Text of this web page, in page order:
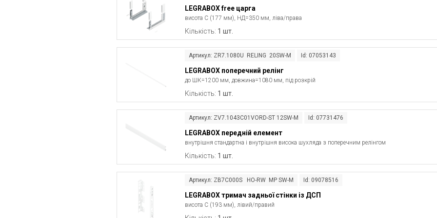
LEGRABOX free царга
висота C (177 мм), НД=350 мм, ліва/права
Кількість: 1 шт.
Артикул: ZR7.1080U RELING 20SW-M Id: 07053143
LEGRABOX поперечний релінг
до ШК=1200 мм, довжина=1080 мм, під розкрій
Кількість: 1 шт.
Артикул: ZV7.1043C01VORD-ST 12SW-M Id: 07731476
LEGRABOX передній елемент
внутрішня стандартна і внутрішня висока шухляда з поперечним релінгом
Кількість: 1 шт.
Артикул: ZB7C000S HO-RW MP SW-M Id: 09078516
LEGRABOX тримач задньої стінки із ДСП
висота C (193 мм), лівий/правий